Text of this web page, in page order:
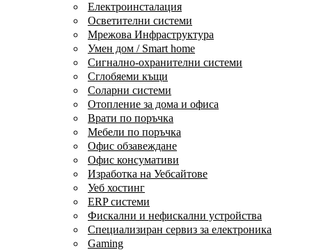
Електроинсталация
Осветителни системи
Мрежова Инфраструктура
Умен дом / Smart home
Сигнално-охранителни системи
Сглобяеми къщи
Соларни системи
Отопление за дома и офиса
Врати по поръчка
Мебели по поръчка
Офис обзавеждане
Офис консумативи
Изработка на Уебсайтове
Уеб хостинг
ERP системи
Фискални и нефискални устройства
Специализиран сервиз за електроника
Gaming